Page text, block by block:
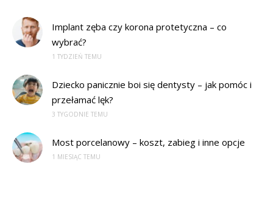
Implant zęba czy korona protetyczna – co
wybrać?
1 TYDZIEŃ TEMU
Dziecko panicznie boi się dentysty – jak pomóc i
przełamać lęk?
3 TYGODNIE TEMU
Most porcelanowy – koszt, zabieg i inne opcje
1 MIESIĄC TEMU